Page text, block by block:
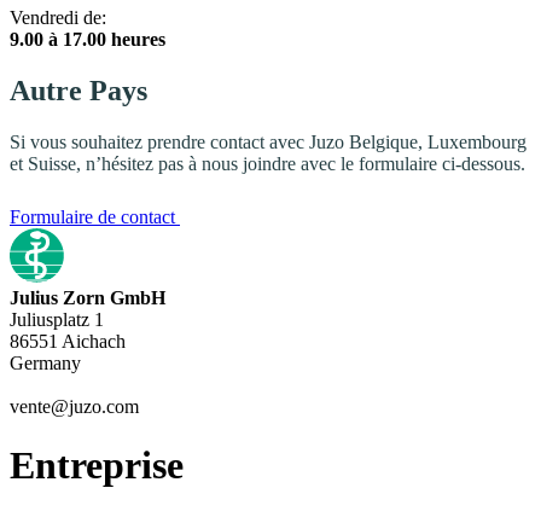
Vendredi de:
9.00 à 17.00 heures
Autre Pays
Si vous souhaitez prendre contact avec Juzo Belgique, Luxembourg
et Suisse, n’hésitez pas à nous joindre avec le formulaire ci-dessous.
Formulaire de contact
Julius Zorn GmbH
Juliusplatz 1
86551 Aichach
Germany
vente@juzo.com
Entreprise